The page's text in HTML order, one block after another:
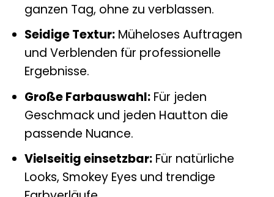
ganzen Tag, ohne zu verblassen.
Seidige Textur:Müheloses Auftragen
und Verblenden für professionelle
Ergebnisse.
Große Farbauswahl:Für jeden
Geschmack und jeden Hautton die
passende Nuance.
Vielseitig einsetzbar:Für natürliche
Looks, Smokey Eyes und trendige